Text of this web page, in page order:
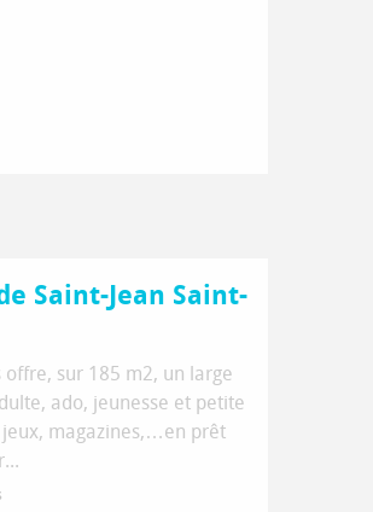
Saint-Jean Saint-
sur 185 m2, un large
ado, jeunesse et petite
jeux, magazines,…en prêt